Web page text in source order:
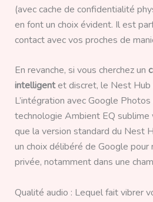
(avec cache de confidentialité
en font un choix évident. Il est
contact avec vos proches de
En revanche, si vous cherchez un
intelligentet discret, le Nest Hub
L’intégration avec Google
technologie Ambient EQ sublime
que la version standard du Nest
un choix délibéré de Google pour
privée, notamment dans une
Qualité audio : Lequel fait vibrer